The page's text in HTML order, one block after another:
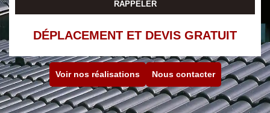
DÉPLACEMENT ET DEVIS GRATUIT
Voir nos réalisations Nous contacter